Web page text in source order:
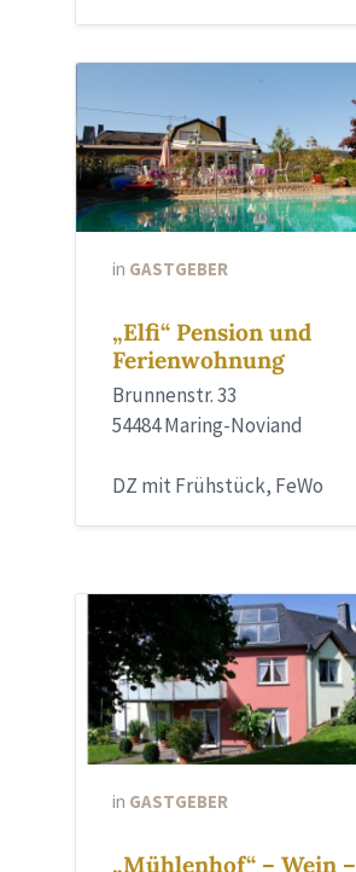
in GASTGEBER
„Elfi“ Pension und
Ferienwohnung
Brunnenstr. 33
54484 Maring-Noviand
DZ mit Frühstück, FeWo
in GASTGEBER
„Mühlenhof“ – Wein –